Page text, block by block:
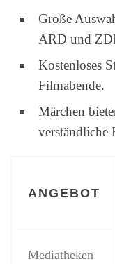
Große
ARD und
Kostenloses
Filmabende.
Märchen
verständliche
ANGEBOT
Mediatheken